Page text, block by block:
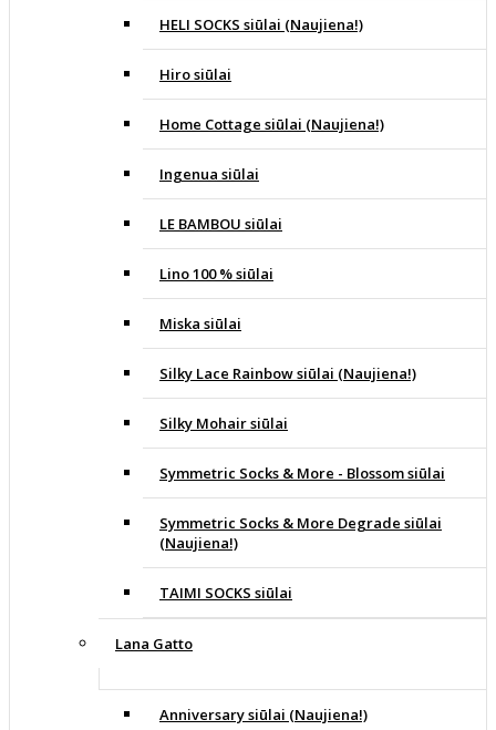
HELI SOCKS siūlai (Naujiena!)
Hiro siūlai
Home Cottage siūlai (Naujiena!)
Ingenua siūlai
LE BAMBOU siūlai
Lino 100 % siūlai
Miska siūlai
Silky Lace Rainbow siūlai (Naujiena!)
Silky Mohair siūlai
Symmetric Socks & More - Blossom siūlai
Symmetric Socks & More Degrade siūlai
(Naujiena!)
TAIMI SOCKS siūlai
Lana Gatto
Anniversary siūlai (Naujiena!)